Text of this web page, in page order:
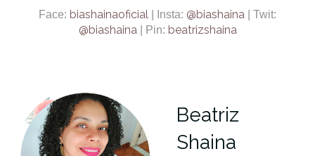
Face: biashainaoficial | Insta: @biashaina | Twit:
@biashaina | Pin: beatrizshaina
Beatriz
Shaina